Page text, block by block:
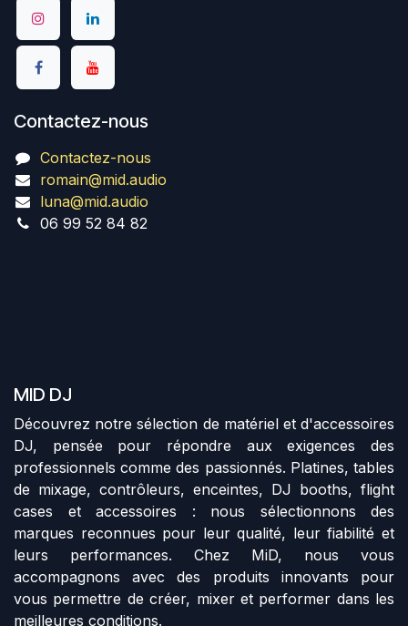
Contactez-nous
Contactez-nous
romain@mid.audio
luna@mid.audio
06 99 52 84 82
MID DJ
Découvrez notre sélection de matériel et d'accessoires
DJ, pensée pour répondre aux exigences des
professionnels comme des passionnés. Platines, tables
de mixage, contrôleurs, enceintes, DJ booths, flight
cases et accessoires : nous sélectionnons des
marques reconnues pour leur qualité, leur fiabilité et
leurs performances. Chez MiD, nous vous
accompagnons avec des produits innovants pour
vous permettre de créer, mixer et performer dans les
meilleures conditions.